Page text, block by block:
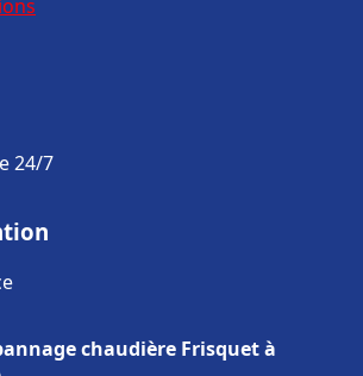
24/7
chaudière Frisquet à